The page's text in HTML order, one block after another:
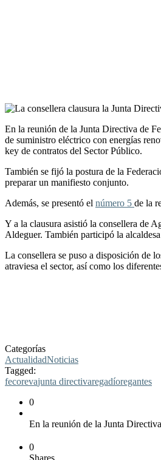
En la reunión de la Junta Directiva de
de suministro eléctrico con energías
key de contratos del Sector Público.
También se fijó la postura de la
preparar un manifiesto conjunto.
Además, se presentó el número 5 de la
Y a la clausura asistió la consellera de
Aldeguer. También participó la
La consellera se puso a disposición de
atraviesa el sector, así como los
Categorías
ActualidadNoticias
Tagged:
fecorevajunta directivaregadíoregantes
0
En la reunión de la Junta
0
Shares